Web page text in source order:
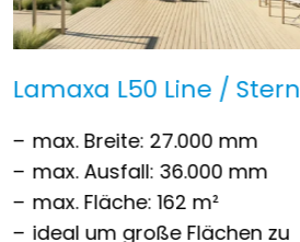
Lamaxa L50 Line / Stern
max. Breite: 27.000 mm
max. Ausfall: 36.000 mm
max. Fläche: 162 m²
ideal um große Flächen zu